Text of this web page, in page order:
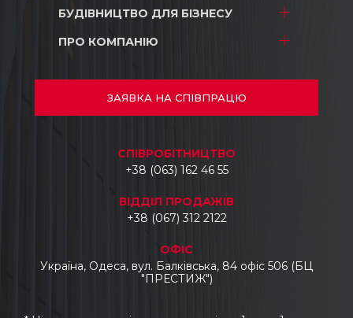
Дизайн
ТРЦ і магазини
Складські комплекси
Автосалони
БУДІВНИЦТВО ДЛЯ БІЗНЕСУ
ТРЦ і магазини
Укладання тротуарної плитки, бордюрів
та водостоків
Промисловий демонтаж
Промислові топпінгові підлоги
металоконструкцій
ПРО КОМПАНІЮ
Проекти
Документи
ЗАЯВКА НА СПІВПРАЦЮ
CПІВРОБІТНИЦТВО
+38 (063) 162 46 55
ВІДДІЛ ПРОДАЖІВ
+38 (067) 312 2122
ОФІС
Україна, Одеса, вул. Балківська, 84 офіс 506 (БЦ
"ПРЕСТИЖ")